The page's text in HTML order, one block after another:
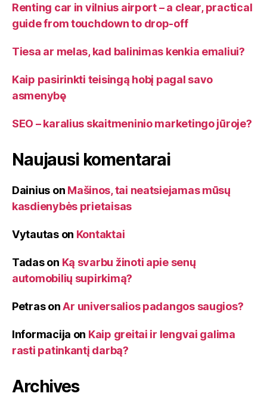
Renting car in vilnius airport – a clear, practical
guide from touchdown to drop-off
Tiesa ar melas, kad balinimas kenkia emaliui?
Kaip pasirinkti teisingą hobį pagal savo
asmenybę
SEO – karalius skaitmeninio marketingo jūroje?
Naujausi komentarai
Dainius on Mašinos, tai neatsiejamas mūsų
kasdienybės prietaisas
Vytautason Kontaktai
Tadason Ką svarbu žinoti apie senų
automobilių supirkimą?
PetrasonAr universalios padangos saugios?
Informacija on Kaip greitai ir lengvai galima
rasti patinkantį darbą?
Archives